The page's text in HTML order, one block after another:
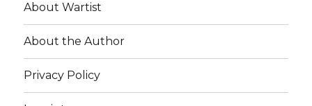
About Wartist
About the Author
Privacy Policy